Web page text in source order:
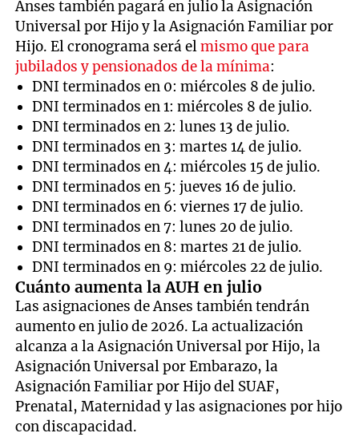
Anses también pagará en julio la Asignación
Universal por Hijo y la Asignación Familiar por
Hijo. El cronograma será elmismo que para
jubilados y pensionados de la mínima:
DNI terminados en 0: miércoles 8 de julio.
DNI terminados en 1: miércoles 8 de julio.
DNI terminados en 2: lunes 13 de julio.
DNI terminados en 3: martes 14 de julio.
DNI terminados en 4: miércoles 15 de julio.
DNI terminados en 5: jueves 16 de julio.
DNI terminados en 6: viernes 17 de julio.
DNI terminados en 7: lunes 20 de julio.
DNI terminados en 8: martes 21 de julio.
DNI terminados en 9: miércoles 22 de julio.
Cuánto aumenta la AUH en julio
Las asignaciones de Anses también tendrán
aumento en julio de 2026. La actualización
alcanza a la Asignación Universal por Hijo, la
Asignación Universal por Embarazo, la
Asignación Familiar por Hijo del SUAF,
Prenatal, Maternidad y las asignaciones por hijo
con discapacidad.